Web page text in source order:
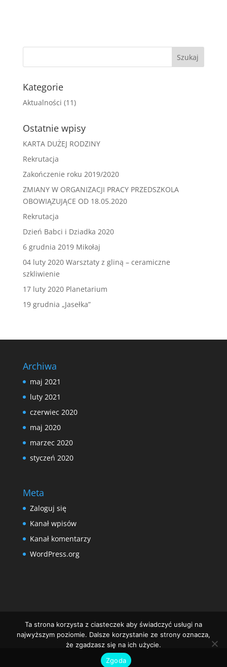
Kategorie
Aktualności (11)
Ostatnie wpisy
KARTA DUŻEJ RODZINY
Rekrutacja
Zakończenie roku 2019/2020
ZMIANY W ORGANIZACJI PRACY PRZEDSZKOLA
OBOWIĄZUJĄCE OD 18.05.2020
Rekrutacja
Dzień Babci i Dziadka 2020
6 grudnia 2019 Mikołaj
04 luty 2020 Warsztaty z gliną – ceramiczne
szkliwienie
17 luty 2020 Planetarium
19 grudnia „Jasełka”
Archiwa
maj 2021
luty 2021
czerwiec 2020
maj 2020
marzec 2020
styczeń 2020
Meta
Zaloguj się
Kanał wpisów
Kanał komentarzy
WordPress.org
.
Ta strona korzysta z ciasteczek aby świadczyć usługi na
najwyższym poziomie. Dalsze korzystanie ze strony oznacza,
że zgadzasz się na ich użycie.
Zgoda